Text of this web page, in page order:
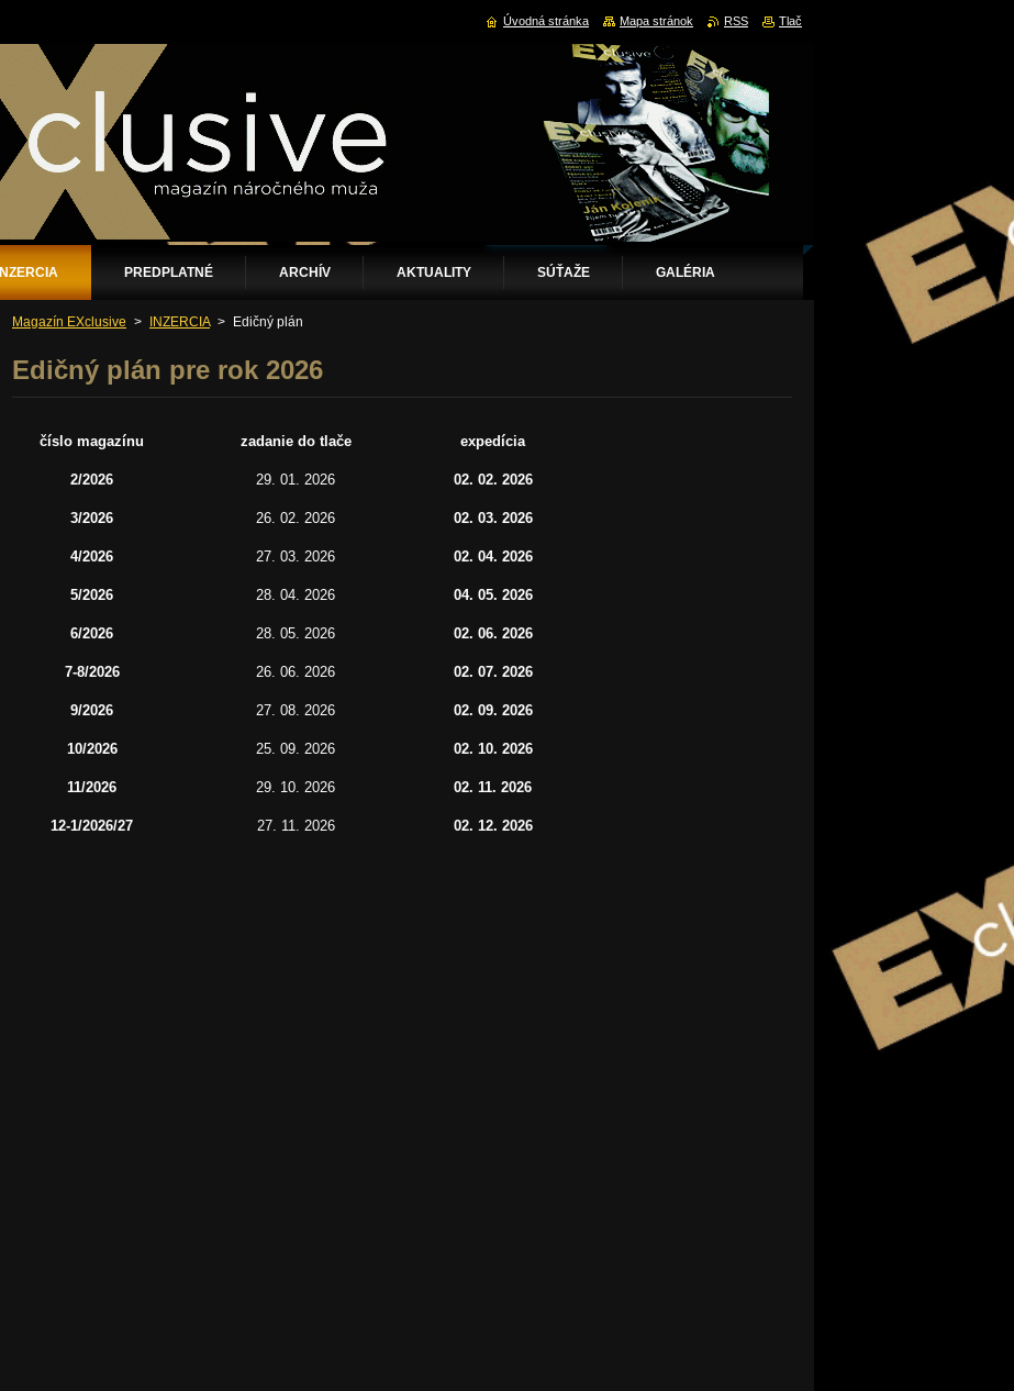
INZERCIA PREDPLATNÉ ARCHÍV AKTUALITY SÚŤAŽE GALÉRIA
Magazín EXclusive > INZERCIA > Edičný plán
Edičný plán pre rok 2026
číslo magazínu zadanie do tlače expedícia
2/2026 29. 01. 2026 02. 02. 2026
3/2026 26. 02. 2026 02. 03. 2026
4/2026 27. 03. 2026 02. 04. 2026
5/2026 28. 04. 2026 04. 05. 2026
6/2026 28. 05. 2026 02. 06. 2026
7-8/2026 26. 06. 2026 02. 07. 2026
9/2026 27. 08. 2026 02. 09. 2026
10/2026 25. 09. 2026 02. 10. 2026
11/2026 29. 10. 2026 02. 11. 2026
12-1/2026/27 27. 11. 2026 02. 12. 2026
Úvodná stránka Mapa stránok RSS Tlač